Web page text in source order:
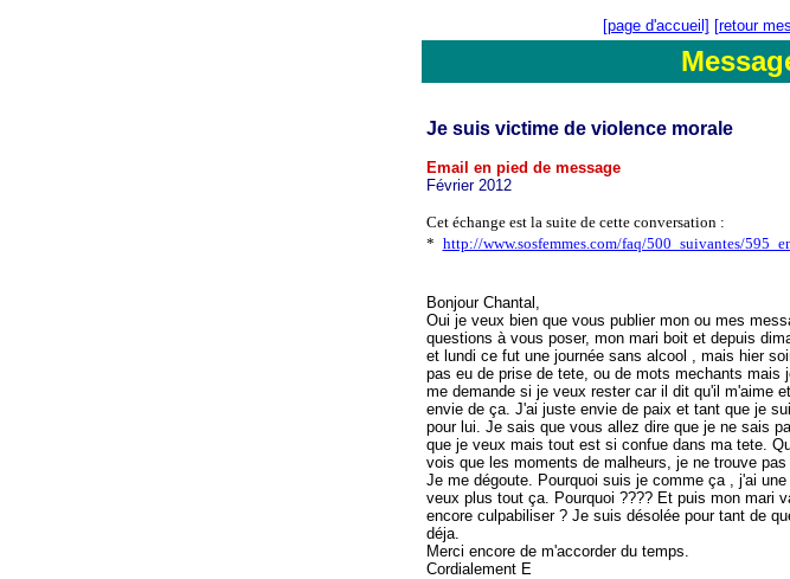
[page d'accueil] [retour
Je suis victime de violence morale
Email en pied de message
Février 2012
Cet échange est la suite de cette conversation :
* http://www.sosfemmes.com/faq/500_suivantes/
Bonjour Chantal,
Oui je veux bien que vous publier mon ou mes
questions à vous poser, mon mari boit et depuis
et lundi ce fut une journée sans alcool , mais hier
pas eu de prise de tete, ou de mots mechants mais
me demande si je veux rester car il dit qu'il m'aime
envie de ça. J'ai juste envie de paix et tant que je
pour lui. Je sais que vous allez dire que je ne sais
que je veux mais tout est si confue dans ma tete.
vois que les moments de malheurs, je ne trouve
Je me dégoute. Pourquoi suis je comme ça , j'ai
veux plus tout ça. Pourquoi ???? Et puis mon mari
encore culpabiliser ? Je suis désolée pour tant de
déja.
Merci encore de m'accorder du temps.
Cordialement E